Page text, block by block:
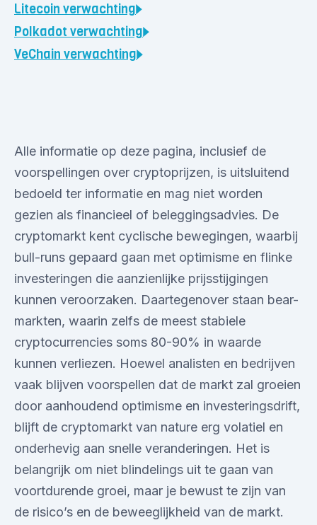
Litecoin verwachting
Polkadot verwachting
VeChain verwachting
Alle informatie op deze pagina, inclusief de
voorspellingen over cryptoprijzen, is uitsluitend
bedoeld ter informatie en mag niet worden
gezien als financieel of beleggingsadvies. De
cryptomarkt kent cyclische bewegingen, waarbij
bull-runs gepaard gaan met optimisme en flinke
investeringen die aanzienlijke prijsstijgingen
kunnen veroorzaken. Daartegenover staan bear-
markten, waarin zelfs de meest stabiele
cryptocurrencies soms 80-90% in waarde
kunnen verliezen. Hoewel analisten en bedrijven
vaak blijven voorspellen dat de markt zal groeien
door aanhoudend optimisme en investeringsdrift,
blijft de cryptomarkt van nature erg volatiel en
onderhevig aan snelle veranderingen. Het is
belangrijk om niet blindelings uit te gaan van
voortdurende groei, maar je bewust te zijn van
de risico’s en de beweeglijkheid van de markt.